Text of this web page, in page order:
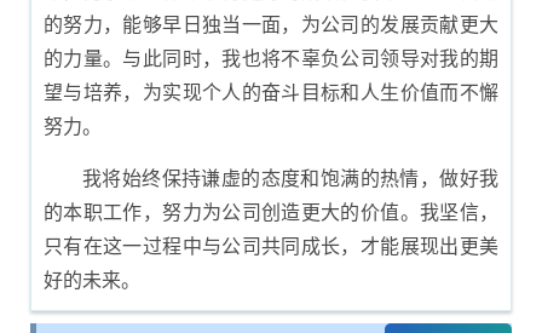
的努力，能够早日独当一面，为公司的发展贡献更大
的力量。与此同时，我也将不辜负公司领导对我的期
望与培养，为实现个人的奋斗目标和人生价值而不懈
努力。
我将始终保持谦虚的态度和饱满的热情，做好我
的本职工作，努力为公司创造更大的价值。我坚信，
只有在这一过程中与公司共同成长，才能展现出更美
好的未来。